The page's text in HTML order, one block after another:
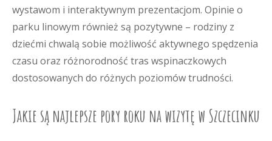
wystawom i interaktywnym prezentacjom. Opinie o
parku linowym również są pozytywne – rodziny z
dziećmi chwalą sobie możliwość aktywnego spędzenia
czasu oraz różnorodność tras wspinaczkowych
dostosowanych do różnych poziomów trudności.
Jakie są najlepsze pory roku na wizytę w Szczecinku